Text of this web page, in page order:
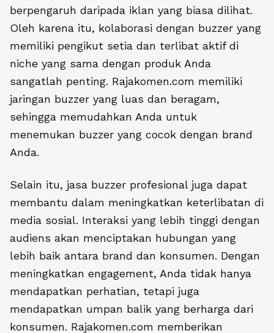
berpengaruh daripada iklan yang biasa dilihat.
Oleh karena itu, kolaborasi dengan buzzer yang
memiliki pengikut setia dan terlibat aktif di
niche yang sama dengan produk Anda
sangatlah penting. Rajakomen.com memiliki
jaringan buzzer yang luas dan beragam,
sehingga memudahkan Anda untuk
menemukan buzzer yang cocok dengan brand
Anda.
Selain itu, jasa buzzer profesional juga dapat
membantu dalam meningkatkan keterlibatan di
media sosial. Interaksi yang lebih tinggi dengan
audiens akan menciptakan hubungan yang
lebih baik antara brand dan konsumen. Dengan
meningkatkan engagement, Anda tidak hanya
mendapatkan perhatian, tetapi juga
mendapatkan umpan balik yang berharga dari
konsumen. Rajakomen.com memberikan